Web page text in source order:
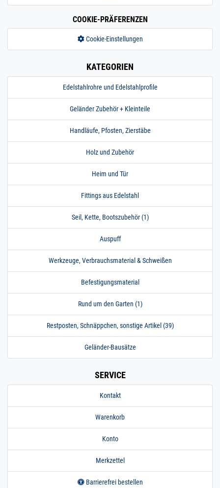
COOKIE-PRÄFERENZEN
Cookie-Einstellungen
KATEGORIEN
Edelstahlrohre und Edelstahlprofile
Geländer Zubehör + Kleinteile
Handläufe, Pfosten, Zierstäbe
Holz und Zubehör
Heim und Tür
Fittings aus Edelstahl
Seil, Kette, Bootszubehör (1)
Auspuff
Werkzeuge, Verbrauchsmaterial & Schweißen
Befestigungsmaterial
Rund um den Garten (1)
Restposten, Schnäppchen, sonstige Artikel (39)
Geländer-Bausätze
SERVICE
Kontakt
Warenkorb
Konto
Merkzettel
Barrierefrei bestellen